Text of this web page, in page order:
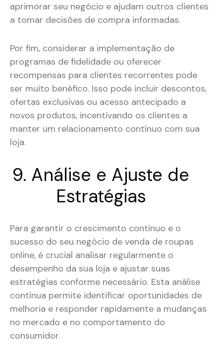
aprimorar seu negócio e ajudam outros clientes
a tomar decisões de compra informadas.
Por fim, considerar a implementação de
programas de fidelidade ou oferecer
recompensas para clientes recorrentes pode
ser muito benéfico. Isso pode incluir descontos,
ofertas exclusivas ou acesso antecipado a
novos produtos, incentivando os clientes a
manter um relacionamento contínuo com sua
loja.
9. Análise e Ajuste de
Estratégias
Para garantir o crescimento contínuo e o
sucesso do seu negócio de venda de roupas
online, é crucial analisar regularmente o
desempenho da sua loja e ajustar suas
estratégias conforme necessário. Esta análise
contínua permite identificar oportunidades de
melhoria e responder rapidamente a mudanças
no mercado e no comportamento do
consumidor.